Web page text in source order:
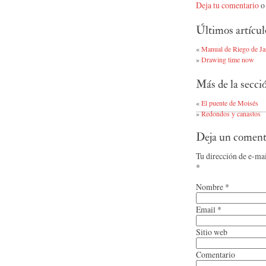
Deja tu comentario
Últimos
«Manual de Riego de
»Drawing time now
Más de la
«El puente de Moisés
»Redondos y canastos
Deja un
Tu dirección de e-
*
Nombre *
Email *
Sitio web
Comentario